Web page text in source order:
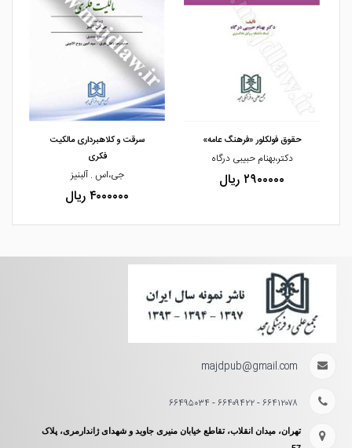
مشاهده و خرید مشاهده و خرید
حقوق فولکلور «فرهنگ عامه»
دکتر،بهنام حبیبی درگاه
۲۹۰۰۰۰۰ ریال
سرقت و کلاهبرداری مالکیت
فکری
جی،اس . آلبنیز
۴۰۰۰۰۰۰ ریال
majdpub@gmail.com
۶۶۴۱۲۰۷۸ - ۶۶۴۰۹۴۲۲ - ۶۶۴۹۵۰۳۴
تهران، میدان انقلاب، تقاطع خیابان منیری جاوید و شهدای ژاندارمری، پلاک